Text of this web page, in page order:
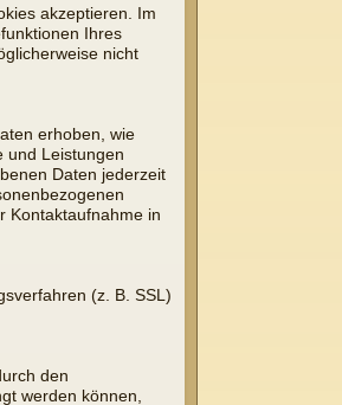
akzeptieren. Im
Ihres
nicht
erhoben, wie
und Leistungen
Daten jederzeit
Kontaktaufnahme in
(z. B. SSL)
den
werden können,